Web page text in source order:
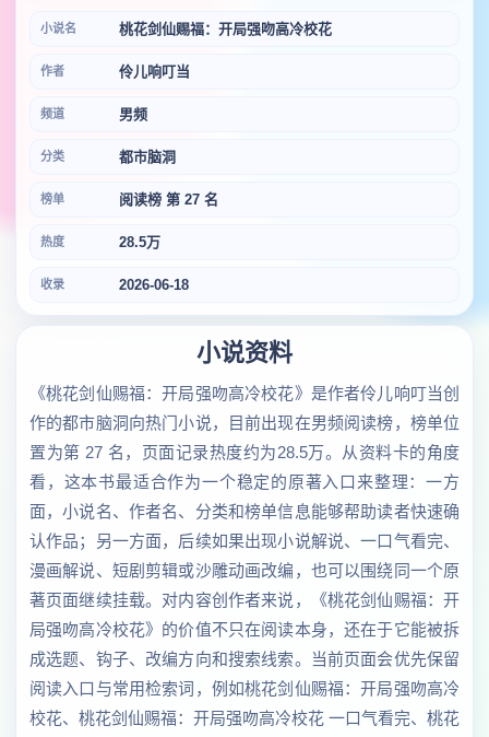
小说名 桃花剑仙赐福：开局强吻高冷校花
作者 伶儿响叮当
频道 男频
分类 都市脑洞
榜单 阅读榜 第 27 名
热度 28.5万
收录 2026-06-18
小说资料
《桃花剑仙赐福：开局强吻高冷校花》是作者伶儿响叮当创
作的都市脑洞向热门小说，目前出现在男频阅读榜，榜单位
置为第 27 名，页面记录热度约为28.5万。从资料卡的角度
看，这本书最适合作为一个稳定的原著入口来整理：一方
面，小说名、作者名、分类和榜单信息能够帮助读者快速确
认作品；另一方面，后续如果出现小说解说、一口气看完、
漫画解说、短剧剪辑或沙雕动画改编，也可以围绕同一个原
著页面继续挂载。对内容创作者来说，《桃花剑仙赐福：开
局强吻高冷校花》的价值不只在阅读本身，还在于它能被拆
成选题、钩子、改编方向和搜索线索。当前页面会优先保留
阅读入口与常用检索词，例如桃花剑仙赐福：开局强吻高冷
校花、桃花剑仙赐福：开局强吻高冷校花 一口气看完、桃花